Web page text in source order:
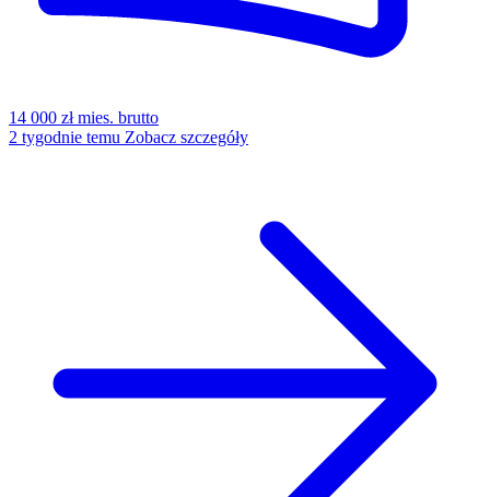
14 000 zł mies. brutto
2 tygodnie temu Zobacz szczegóły